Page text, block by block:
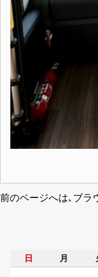
前のページへは､ブラ
日 月